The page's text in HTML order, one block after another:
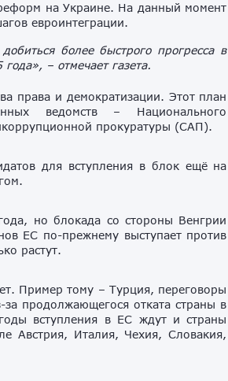
на Украине. На данный момент
евроинтеграции.
более быстрого прогресса в
– отмечает газета.
права и демократизации. Этот план
ведомств – Национального
прокуратуры (САП).
для вступления в блок ещё на
но блокада со стороны Венгрии
ЕС по-прежнему выступает против
растут.
Пример тому – Турция, переговоры
продолжающегося отката страны в
вступления в ЕС ждут и страны
Австрия, Италия, Чехия, Словакия,